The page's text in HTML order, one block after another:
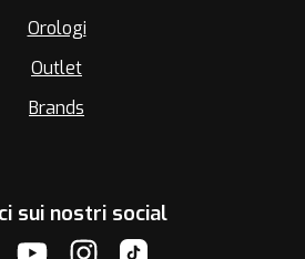
Orologi
Outlet
Brands
sui nostri social